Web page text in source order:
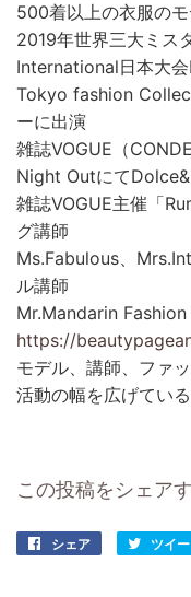
500着以上の衣服のモ
2019年世界三大ミス
International日本大
Tokyo fashion
ーに出演
雑誌VOGUE（
Night Outにて
雑誌VOGUE主催「
グ講師
Ms.Fabulous、
ル講師
Mr.Mandarin
https://
モデル、講師、ファ
活動の幅を広げている
この投稿をシェア
シェア
Facebookツイ